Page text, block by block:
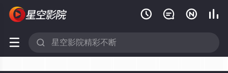
   
 